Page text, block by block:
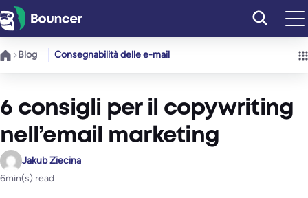
Vai
al
contenuto
Blog Consegnabilità delle e-mail
6 consigli per il copywriting
nell’email marketing
Jakub Ziecina
6min(s) read